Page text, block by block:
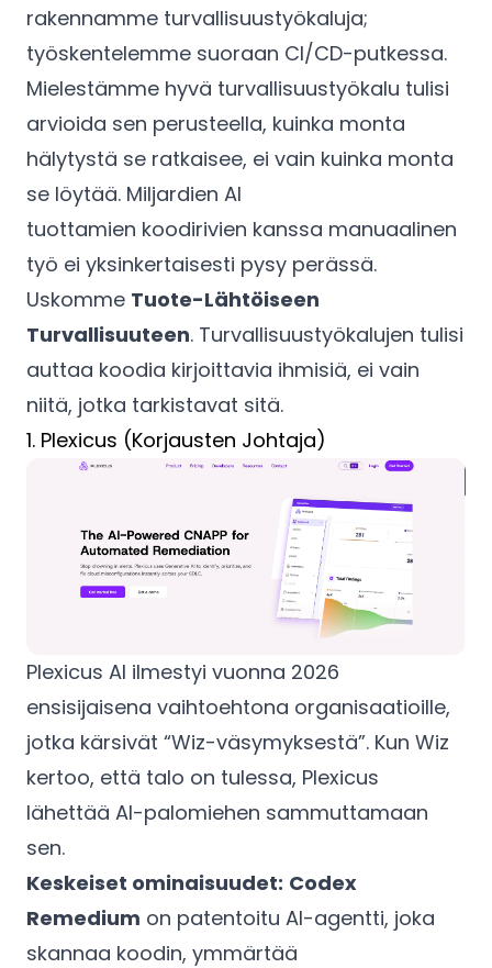
rakennamme turvallisuustyökaluja;
työskentelemme suoraan CI/CD-putkessa.
Mielestämme hyvä turvallisuustyökalu tulisi
arvioida sen perusteella, kuinka monta
hälytystä se ratkaisee, ei vain kuinka monta
se löytää. Miljardien AI
tuottamien koodirivien kanssa manuaalinen
työ ei yksinkertaisesti pysy perässä.
Uskomme Tuote-Lähtöiseen
Turvallisuuteen. Turvallisuustyökalujen tulisi
auttaa koodia kirjoittavia ihmisiä, ei vain
niitä, jotka tarkistavat sitä.
1. Plexicus (Korjausten Johtaja)
Plexicus AI ilmestyi vuonna 2026
ensisijaisena vaihtoehtona organisaatioille,
jotka kärsivät “Wiz-väsymyksestä”. Kun Wiz
kertoo, että talo on tulessa, Plexicus
lähettää AI-palomiehen sammuttamaan
sen.
Keskeiset ominaisuudet: Codex
Remedium on patentoitu AI-agentti, joka
skannaa koodin, ymmärtää